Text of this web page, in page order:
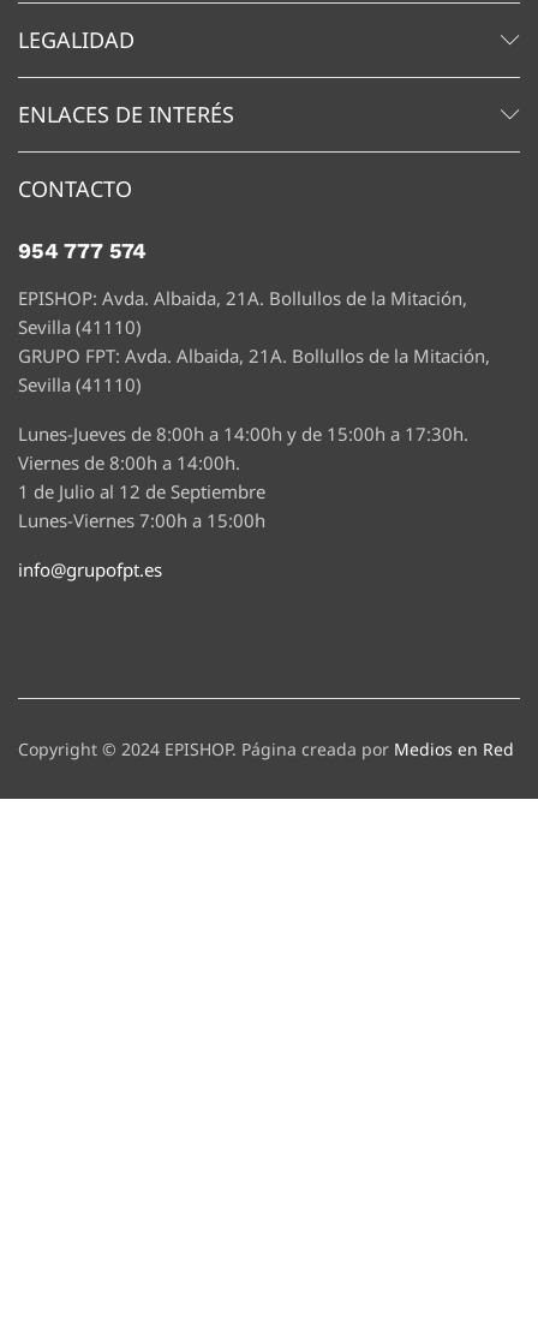
LEGALIDAD
ENLACES DE INTERÉS
CONTACTO
954 777 574
EPISHOP: Avda. Albaida, 21A. Bollullos de la Mitación,
Sevilla (41110)
GRUPO FPT: Avda. Albaida, 21A. Bollullos de la Mitación,
Sevilla (41110)
Lunes-Jueves de 8:00h a 14:00h y de 15:00h a 17:30h.
Viernes de 8:00h a 14:00h.
1 de Julio al 12 de Septiembre
Lunes-Viernes 7:00h a 15:00h
info@grupofpt.es
Copyright © 2024 EPISHOP. Página creada por Medios en Red